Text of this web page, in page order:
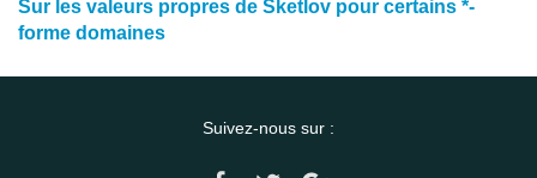
Sur les valeurs propres de Sketlov pour certains *-
forme domaines
Suivez-nous sur :